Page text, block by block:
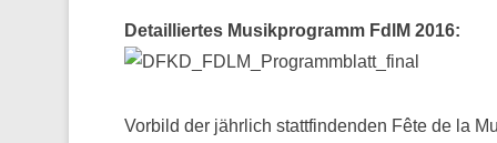
Detailliertes Musikprogramm FdlM 2016:
Vorbild der jährlich stattfindenden Fête de la